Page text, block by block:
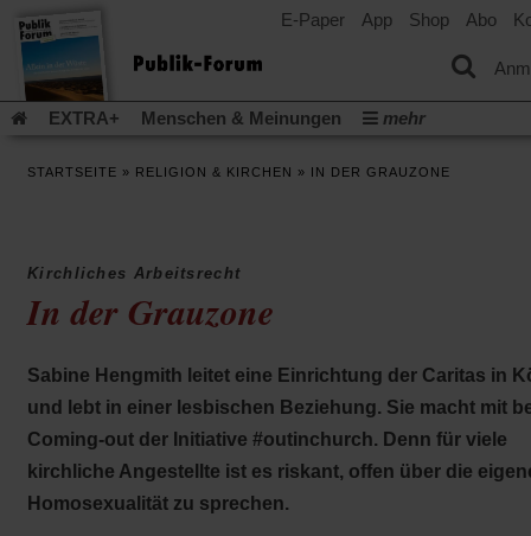
E-Paper App Shop Abo
EXTRA+ Menschen & Meinungen
mehr
Leserinitiative Publik-Forum e.V.
Urlaub und Nichtstun(Öffnet
neuen
Tab)
Gefährlicher Reichtum
neuen
Tab)
in
einem
neuen
Tab)
Krieg und Frieden(Öffnet
in
neuen
Tab)
Gott neu denken Krieg in der Ukraine
in
Flucht und Migration
Video-Podcast »Veranstaltungen«
Podcast »Veranstaltungen«
Schriftgröße ändern:
STARTSEITE » RELIGION & KIRCHEN » IN DER GRAUZONE
Kirchliches Arbeitsrecht
In der Grauzone
Sabine Hengmith leitet eine Einrichtung der Caritas in
und lebt in einer lesbischen Beziehung. Sie macht mit
Coming-out der Initiative #outinchurch. Denn für viele
kirchliche Angestellte ist es riskant, offen über die
Homosexualität zu sprechen.